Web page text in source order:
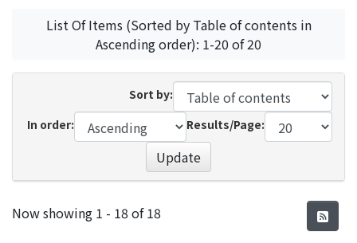
List Of Items (Sorted by Table of contents in
Ascending order): 1-20 of 20
Sort by:
In order:
Results/Page:
Update
Recent Submissions
Now showing 1 - 18 of 18